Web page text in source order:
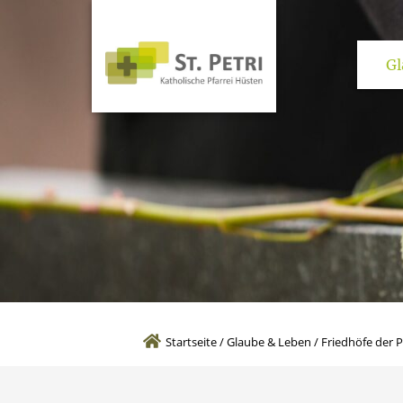
Startseite/Glaube & Leben / Friedhöfe der